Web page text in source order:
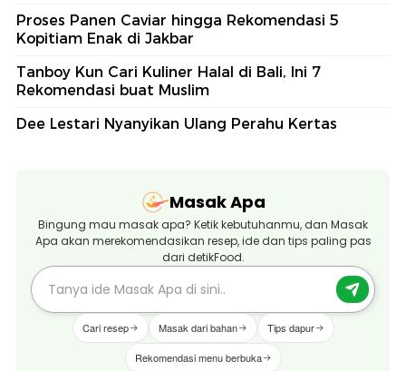
Proses Panen Caviar hingga Rekomendasi 5
Kopitiam Enak di Jakbar
Tanboy Kun Cari Kuliner Halal di Bali, Ini 7
Rekomendasi buat Muslim
Dee Lestari Nyanyikan Ulang Perahu Kertas
Masak Apa
Bingung mau masak apa? Ketik kebutuhanmu, dan Masak
Apa akan merekomendasikan resep, ide dan tips paling pas
dari detikFood.
Cari resep Masak dari bahan Tips dapur
Rekomendasi menu berbuka